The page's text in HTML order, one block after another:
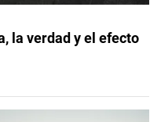
la verdad y el efecto